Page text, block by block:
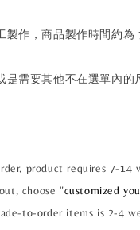
作，商品製作時間約為
需要其他不在選單內的
product requires 7-14
choose "customized
to-order items is 2-4